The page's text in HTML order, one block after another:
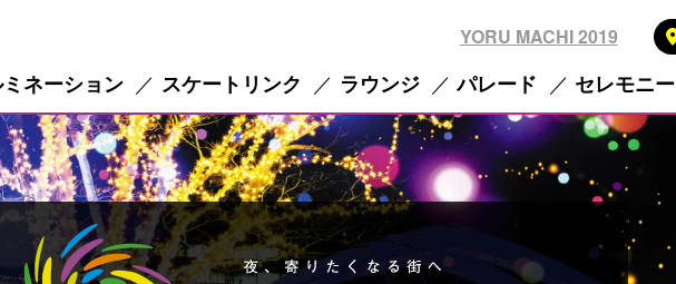
YORU MACHI 2019
ネーション スケートリンク ラウンジ パレード セレモニー